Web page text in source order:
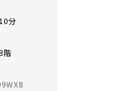
分
階